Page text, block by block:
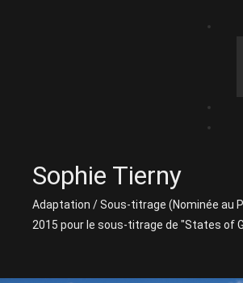
Sophie Tierny
Adaptation / Sous-titrage (Nominée au
2015 pour le sous-titrage de "States of